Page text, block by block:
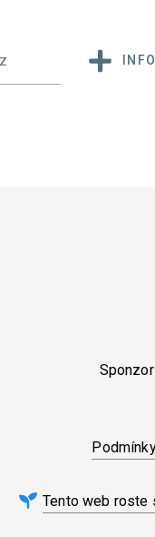
Tento web roste